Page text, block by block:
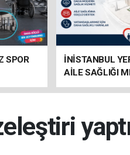
SPOR
İNİSTANBUL
AİLE SAĞLIĞI
HAZIRLIKLAR